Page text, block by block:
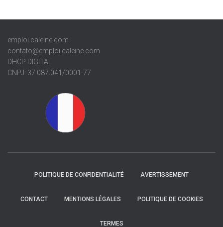
emploi.caleine.com
contato@emploi.caleine.com
DHCP DIGITAL
CNPJ: 37.087.041/0001-77
POLITIQUE DE CONFIDENTIALITÉ AVERTISSEMENT
CONTACT MENTIONS LÉGALES POLITIQUE DE COOKIES
TERMES